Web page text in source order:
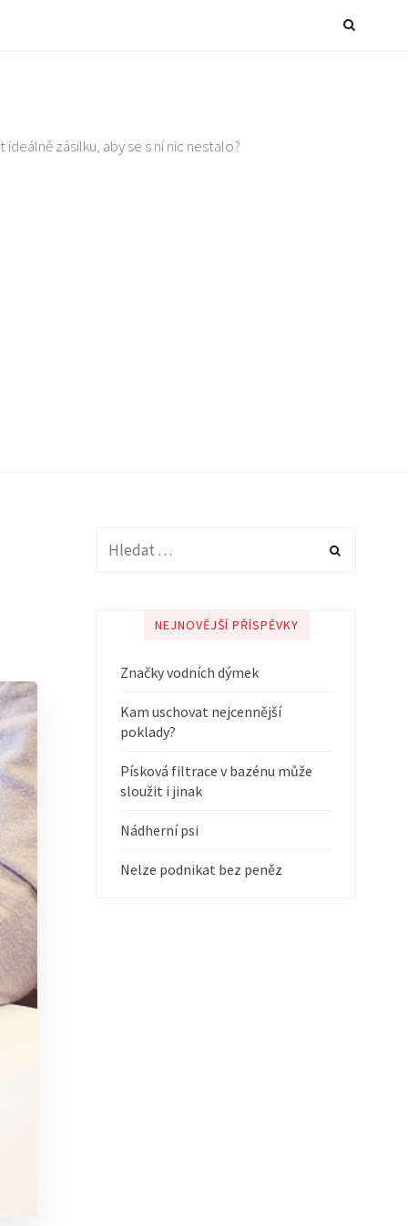
zásilku, aby se s ní nic nestalo?
NEJNOVĚJŠÍ PŘÍSPĚVKY
Značky vodních dýmek
Kam uschovat nejcennější
poklady?
Písková filtrace v bazénu může
sloužit i jinak
Nádherní psi
Nelze podnikat bez peněz